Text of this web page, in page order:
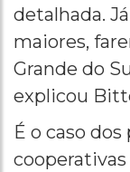
detalhada.
maiores,
Grande do
explicou
É o caso